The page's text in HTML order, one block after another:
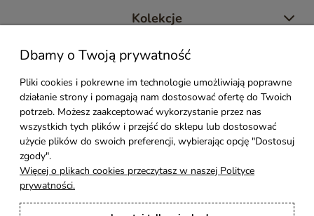
Kolekcje
Moje konto
Pomoc
Styl Mebli
Rodzaje drewna
Dbamy o Twoją prywatność
Pliki cookies i pokrewne im technologie umożliwiają poprawne
działanie strony i pomagają nam dostosować ofertę do Twoich
potrzeb. Możesz zaakceptować wykorzystanie przez nas
wszystkich tych plików i przejść do sklepu lub dostosować
użycie plików do swoich preferencji, wybierając opcję "Dostosuj
zgody".
Więcej o plikach cookies przeczytasz w naszej Polityce
prywatności.